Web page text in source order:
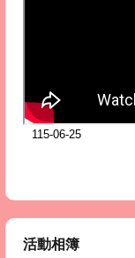
115-06-25
活動相簿